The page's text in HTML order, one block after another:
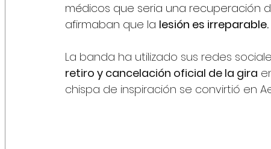
médicos que seria una recuperación
afirmaban que la lesión es irreparable.
La banda ha utilizado sus redes
retiro y cancelación oficial de la gira
chispa de inspiración se convirtió en